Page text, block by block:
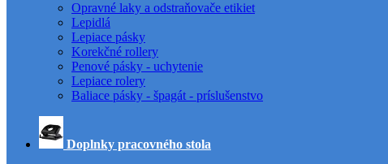
Opravné laky a odstraňovače etikiet
Lepidlá
Lepiace pásky
Korekčné rollery
Penové pásky - uchytenie
Lepiace rolery
Baliace pásky - špagát - príslušenstvo
Doplnky pracovného stola